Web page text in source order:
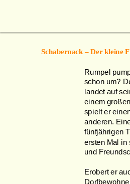
Rumpel
schon um?
landet auf
einem
spielt er
anderen.
fünfjährigen
ersten Mal in
und
Erobert er
Schabernack – Der kleine